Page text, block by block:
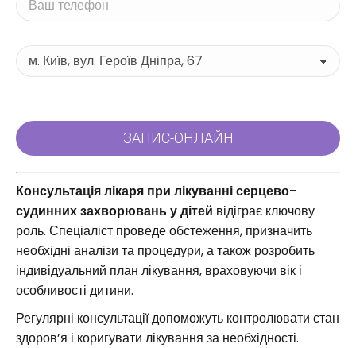
Консультація лікаря при лікуванні серцево-
судинних захворювань у дітей відіграє ключову
роль. Спеціаліст проведе обстеження, призначить
необхідні аналізи та процедури, а також розробить
індивідуальний план лікування, враховуючи вік і
особливості дитини.
Регулярні консультації допоможуть контролювати стан
здоров’я і коригувати лікування за необхідності.